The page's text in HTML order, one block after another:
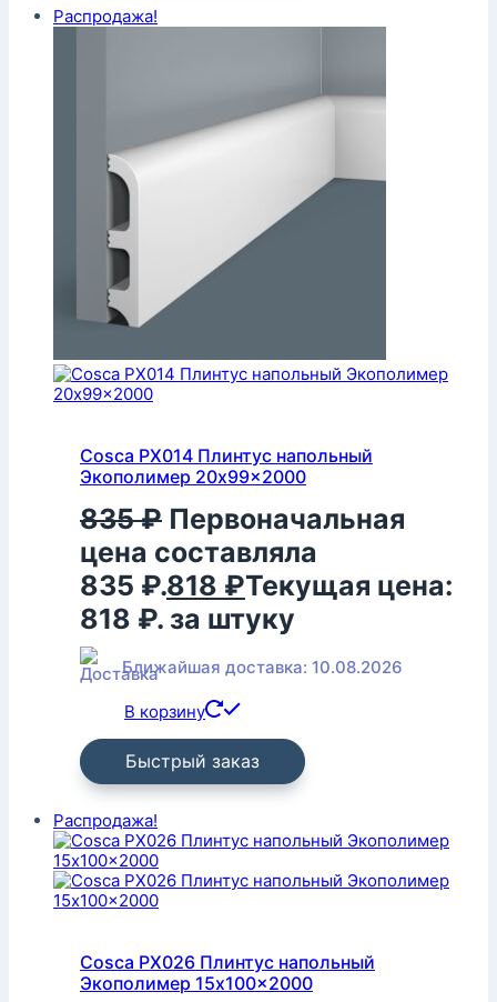
Распродажа!
Cosca PX014 Плинтус напольный
Экополимер 20x99x2000
835₽ Первоначальная
цена составляла
835 ₽.818 ₽Текущая цена:
818 ₽. за штуку
Ближайшая доставка: 10.08.2026
В корзину
Быстрый заказ
Распродажа!
Cosca PX026 Плинтус напольный
Экополимер 15x100x2000